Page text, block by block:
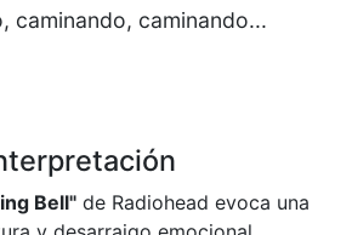
caminando, caminando...
Bell" de Radiohead evoca una